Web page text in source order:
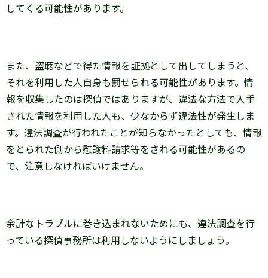
してくる可能性があります。
また、盗聴などで得た情報を証拠として出してしまうと、
それを利用した人自身も罰せられる可能性があります。情
報を収集したのは探偵ではありますが、違法な方法で入手
された情報を利用した人も、少なからず違法性が発生しま
す。違法調査が行われたことが知らなかったとしても、情報
をとられた側から慰謝料請求等をされる可能性があるの
で、注意しなければいけません。
余計なトラブルに巻き込まれないためにも、違法調査を行
っている探偵事務所は利用しないようにしましょう。